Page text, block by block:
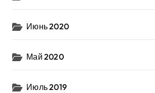
Июнь 2020
Май 2020
Июль 2019